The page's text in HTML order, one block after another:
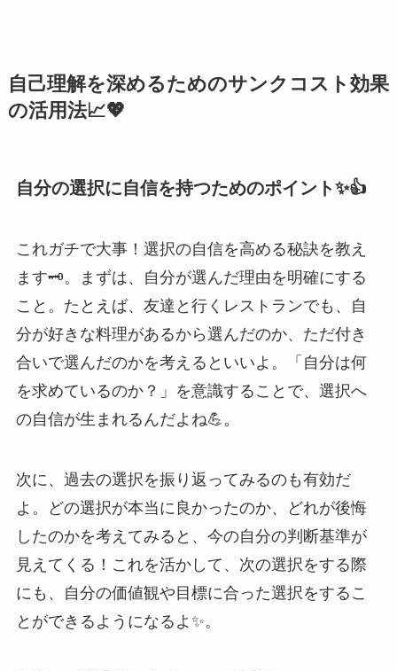
自己理解を深めるためのサンクコスト効果
の活用法📈💖
自分の選択に自信を持つためのポイント✨👍
これガチで大事！選択の自信を高める秘訣を教え
ます🗝️。まずは、自分が選んだ理由を明確にする
こと。たとえば、友達と行くレストランでも、自
分が好きな料理があるから選んだのか、ただ付き
合いで選んだのかを考えるといいよ。「自分は何
を求めているのか？」を意識することで、選択へ
の自信が生まれるんだよね💪。
次に、過去の選択を振り返ってみるのも有効だ
よ。どの選択が本当に良かったのか、どれが後悔
したのかを考えてみると、今の自分の判断基準が
見えてくる！これを活かして、次の選択をする際
にも、自分の価値観や目標に合った選択をするこ
とができるようになるよ✨。